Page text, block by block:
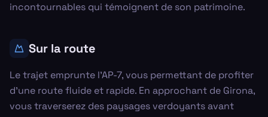
incontournables qui témoignent de son patrimoine.
Sur la route
Le trajet emprunte l'AP-7, vous permettant de profiter
d'une route fluide et rapide. En approchant de Girona,
vous traverserez des paysages verdoyants avant